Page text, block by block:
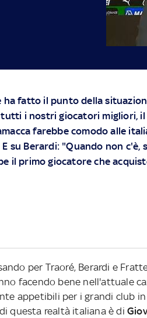
fatto il punto della
tutti i nostri giocatori migliori,
farebbe comodo alle
su Berardi: "Quando non c'è,
il primo giocatore che
per Traoré, Berardi e
facendo bene nell'attuale
appetibili per i grandi club
questa realtà italiana è di